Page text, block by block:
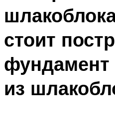
стоит
фундамент
из